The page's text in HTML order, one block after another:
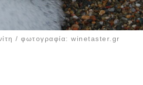
/ φωτογραφία: winetaster.gr